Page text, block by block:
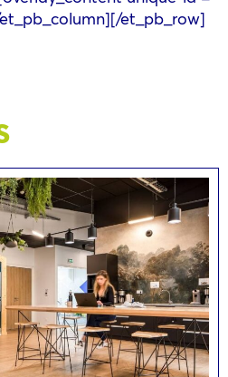
et_pb_row]